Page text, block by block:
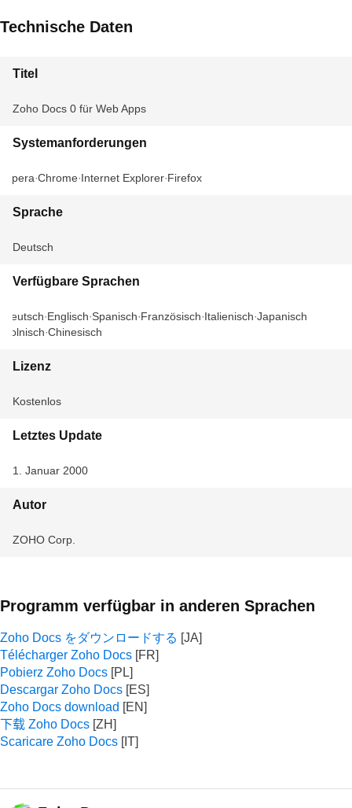
Technische Daten
Titel
Zoho Docs 0 für Web Apps
Systemanforderungen
Opera Chrome Internet Explorer Firefox
Sprache
Deutsch
Verfügbare Sprachen
Deutsch Englisch Spanisch Französisch Italienisch Japanisch
Polnisch Chinesisch
Lizenz
Kostenlos
Letztes Update
1. Januar 2000
Autor
ZOHO Corp.
Programm verfügbar in anderen Sprachen
Zoho Docs をダウンロードする
Télécharger Zoho Docs
Pobierz Zoho Docs
Descargar Zoho Docs
Zoho Docs download
下载 Zoho Docs
Scaricare Zoho Docs